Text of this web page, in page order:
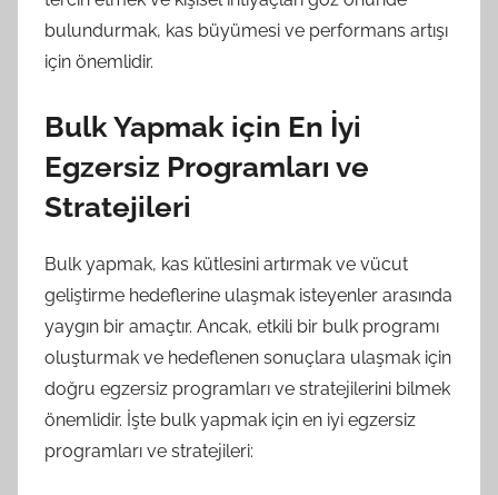
bulundurmak, kas büyümesi ve performans artışı
için önemlidir.
Bulk Yapmak için En İyi
Egzersiz Programları ve
Stratejileri
Bulk yapmak, kas kütlesini artırmak ve vücut
geliştirme hedeflerine ulaşmak isteyenler arasında
yaygın bir amaçtır. Ancak, etkili bir bulk programı
oluşturmak ve hedeflenen sonuçlara ulaşmak için
doğru egzersiz programları ve stratejilerini bilmek
önemlidir. İşte bulk yapmak için en iyi egzersiz
programları ve stratejileri: